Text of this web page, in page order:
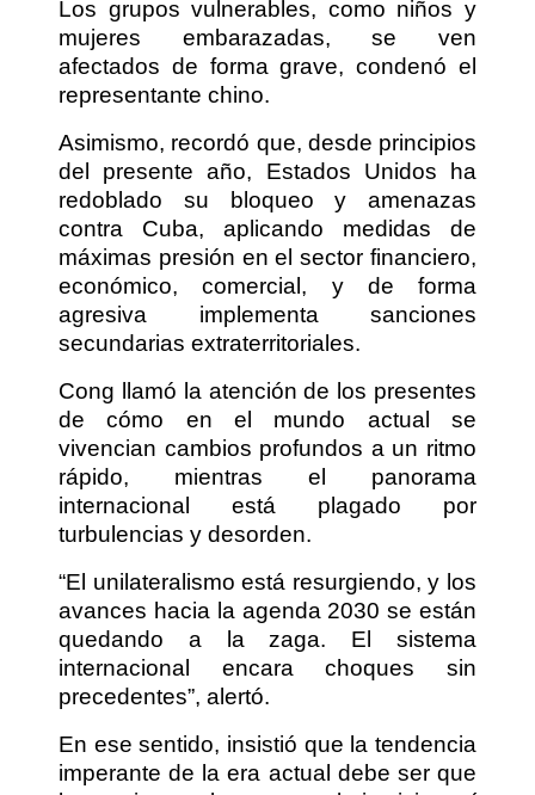
Los grupos vulnerables, como niños y
mujeres embarazadas, se ven
afectados de forma grave, condenó el
representante chino.
Asimismo, recordó que, desde principios
del presente año, Estados Unidos ha
redoblado su bloqueo y amenazas
contra Cuba, aplicando medidas de
máximas presión en el sector financiero,
económico, comercial, y de forma
agresiva implementa sanciones
secundarias extraterritoriales.
Cong llamó la atención de los presentes
de cómo en el mundo actual se
vivencian cambios profundos a un ritmo
rápido, mientras el panorama
internacional está plagado por
turbulencias y desorden.
“El unilateralismo está resurgiendo, y los
avances hacia la agenda 2030 se están
quedando a la zaga. El sistema
internacional encara choques sin
precedentes”, alertó.
En ese sentido, insistió que la tendencia
imperante de la era actual debe ser que